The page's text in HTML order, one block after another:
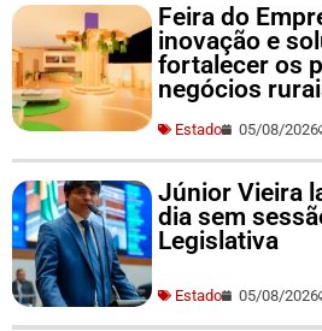
Feira do
inovação e
fortalecer os
negócios
Estado 05/08/2026
Júnior Vieira
dia sem
Legislativa
Estado 05/08/2026